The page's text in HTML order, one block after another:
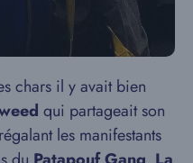
chars il y avait bien
qui partageait son
les manifestants